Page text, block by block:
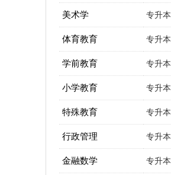
美术学 专升本
体育教育 专升本
学前教育 专升本
小学教育 专升本
特殊教育 专升本
行政管理 专升本
金融数学 专升本